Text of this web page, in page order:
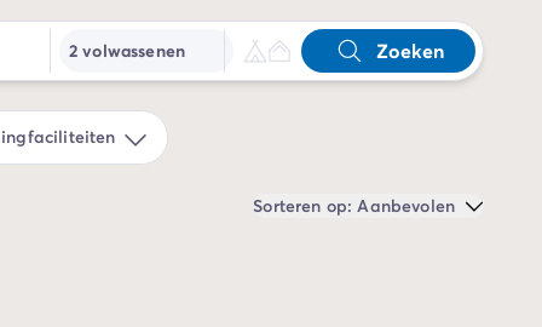
2 volwassenen Zoeken
Sorteren op: Aanbevolen